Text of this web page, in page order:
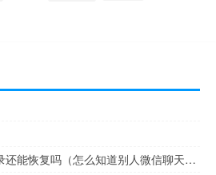
微信删除好友后聊天记录还能恢复吗（怎么知道别人微信聊天记录）